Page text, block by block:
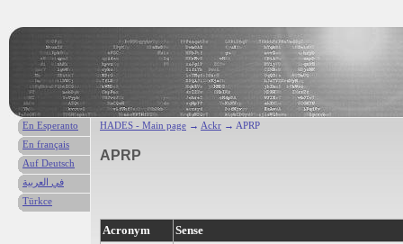
HADES - Main page → Ackr → APRP
APRP
Acronym
Sense
En Esperanto
En français
Auf Deutsch
في العربية
Türkce